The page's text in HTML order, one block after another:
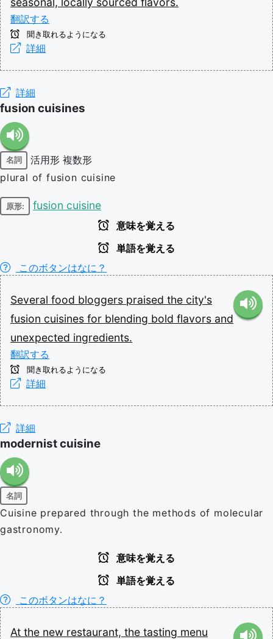
翻訳する
聞き取れるようになる
詳細
詳細
fusion cuisines
名詞 活用形 複数形
plural of fusion cuisine
原形: fusion cuisine
意味を覚える
単語を覚える
このボタンはなに？
Several food bloggers praised the city's
fusion cuisines for blending bold flavors and
unexpected ingredients.
翻訳する
聞き取れるようになる
詳細
詳細
modernist cuisine
名詞
Cuisine prepared through the methods of molecular
gastronomy.
意味を覚える
単語を覚える
このボタンはなに？
At the new restaurant, the tasting menu